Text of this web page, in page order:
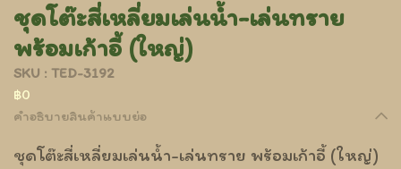
ชุดโต๊ะสี่เหลี่ยมเล่นน้ำ-เล่นทราย
พร้อมเก้าอี้ (ใหญ่)
SKU : TED-3192
฿0
คำอธิบายสินค้าแบบย่อ
ชุดโต๊ะสี่เหลี่ยมเล่นน้ำ-เล่นทราย พร้อมเก้าอี้ (ใหญ่)